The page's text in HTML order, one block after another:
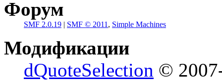
Форум
SMF 2.0.19 | SMF © 2011 , Simple Machines
Модификации
dQuoteSelection ©